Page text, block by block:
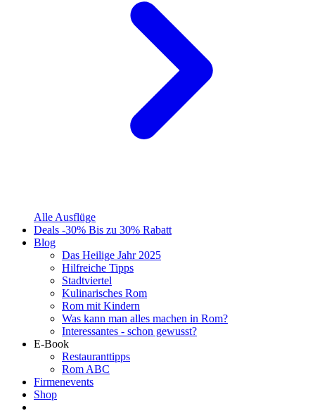
Alle Ausflüge
Deals -30% Bis zu 30% Rabatt
Blog
Das Heilige Jahr 2025
Hilfreiche Tipps
Stadtviertel
Kulinarisches Rom
Rom mit Kindern
Was kann man alles machen in Rom?
Interessantes - schon gewusst?
E-Book
Restauranttipps
Rom ABC
Firmenevents
Shop